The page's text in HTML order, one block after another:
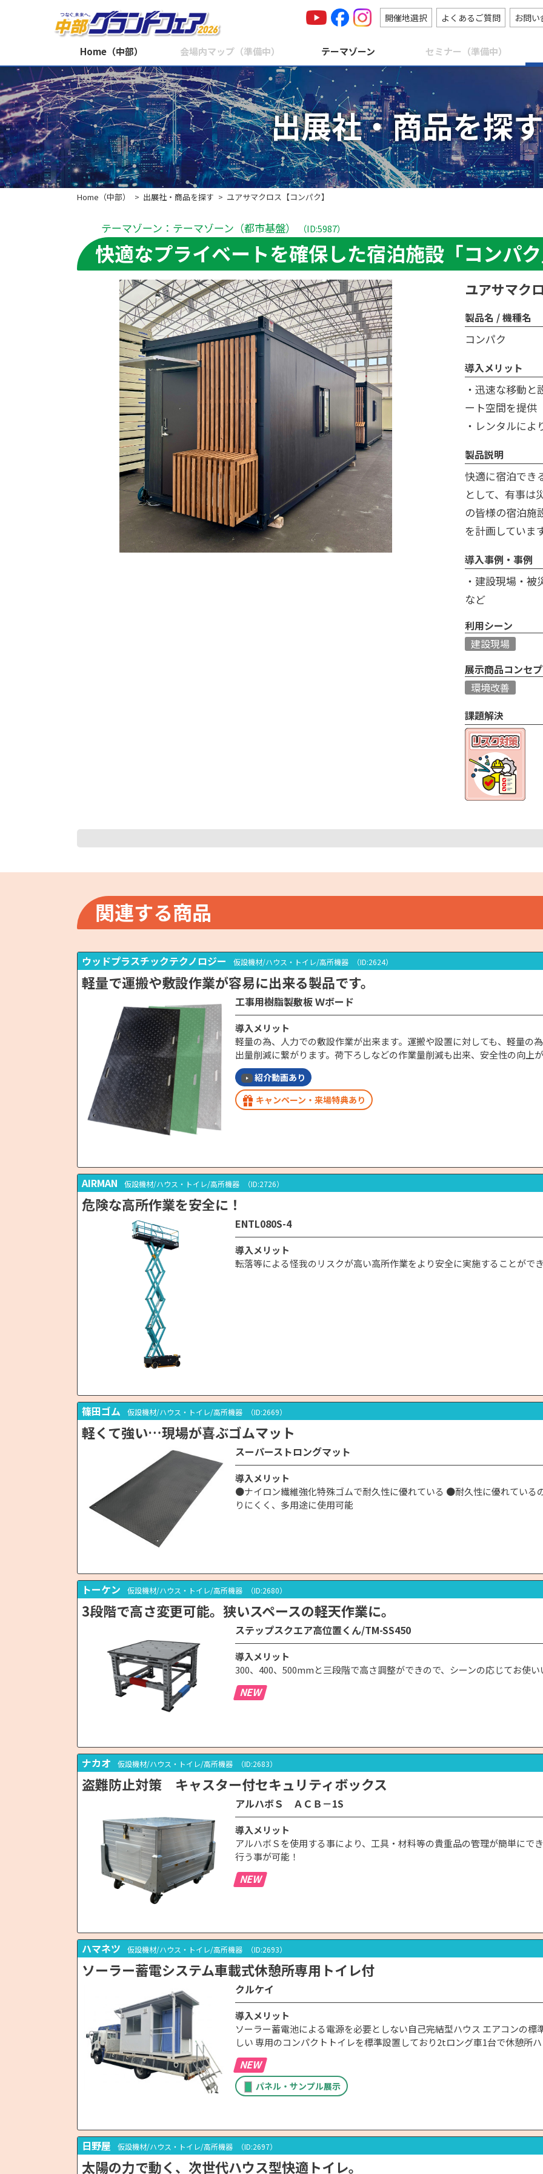
開催地選択 よくあるご質問 お問
Home（中部） 会場内マップ（準備中） テーマゾーン セミナー（準備中）
出展社・商品を探す
Home（中部） 出展社・商品を探す ユアサマクロス【コンパク】
テーマゾーン：テーマゾーン（都市基盤） （ID:5987）
快適なプライベートを確保した宿泊施設「コンパ
ユアサマク
製品名 / 機種名
コンパク
導入メリット
・迅速な移動
ート空間を提供
・レンタルに
製品説明
快適に宿泊でき
として、有事は
の皆様の宿泊施
を計画していま
導入事例・事例
・建設現場・
など
利用シーン
建設現場
展示商品コンセ
環境改善
課題解決
関連する商品
ウッドプラスチックテクノロジー 仮設機材/ハウス・トイレ/高所機器 （ID:2624）
軽量で運搬や敷設作業が容易に出来る製品です。
工事用樹脂製敷板 Ｗボード
導入メリット
軽量の為、人力での敷設作業が出来ます。運搬や設置に対しても、軽量の
出量削減に繋がります。荷下ろしなどの作業量削減も出来、安全性の向上
紹介動画あり
キャンペーン・来場特典あり
AIRMAN 仮設機材/ハウス・トイレ/高所機器 （ID:2726）
危険な高所作業を安全に！
ENTL080S-4
導入メリット
転落等による怪我のリスクが高い高所作業をより安全に実施することがで
篠田ゴム 仮設機材/ハウス・トイレ/高所機器 （ID:2669）
軽くて強い…現場が喜ぶゴムマット
スーパーストロングマット
導入メリット
●ナイロン繊維強化特殊ゴムで耐久性に優れている ●耐久性に優れている
りにくく、多用途に使用可能
トーケン 仮設機材/ハウス・トイレ/高所機器 （ID:2680）
3段階で高さ変更可能。狭いスペースの軽天作業に。
ステップスクエア高位置くん/TM-SS450
導入メリット
300、400、500mmと三段階で高さ調整ができので、シーンの応じてお使
NEW
ナカオ 仮設機材/ハウス・トイレ/高所機器 （ID:2683）
盗難防止対策 キャスター付セキュリティボックス
アルハボＳ ＡＣＢ－1S
導入メリット
アルハボＳを使用する事により、工具・材料等の貴重品の管理が簡単にで
行う事が可能！
NEW
ハマネツ 仮設機材/ハウス・トイレ/高所機器 （ID:2693）
ソーラー蓄電システム車載式休憩所専用トイレ付
クルケイ
導入メリット
ソーラー蓄電池による電源を必要としない自己完結型ハウス エアコンの
しい 専用のコンパクトトイレを標準設置しており2tロング車1台で休憩所
NEW
パネル・サンプル展示
日野屋 仮設機材/ハウス・トイレ/高所機器 （ID:2697）
太陽の力で動く、次世代ハウス型快適トイレ。